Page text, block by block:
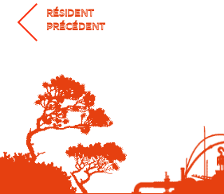
RÉSIDENT
PRÉCÉDENT